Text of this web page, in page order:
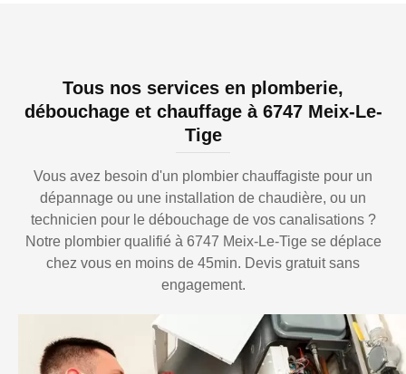
Tous nos services en plomberie,
débouchage et chauffage à 6747 Meix-Le-
Tige
Vous avez besoin d'un plombier chauffagiste pour un
dépannage ou une installation de chaudière, ou un
technicien pour le débouchage de vos canalisations ?
Notre plombier qualifié à 6747 Meix-Le-Tige se déplace
chez vous en moins de 45min. Devis gratuit sans
engagement.